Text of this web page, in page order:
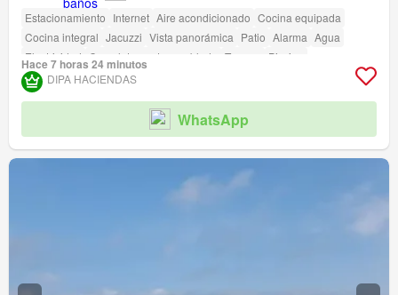
Estacionamiento Internet Aire acondicionado Cocina equipada
Cocina integral Jacuzzi Vista panorámica Patio Alarma Agua
Electricidad
Completamente amoblado Terraza
Piscina
Área para niños Jardín
Hace 7 horas 24 minutos
DIPA HACIENDAS
WhatsApp